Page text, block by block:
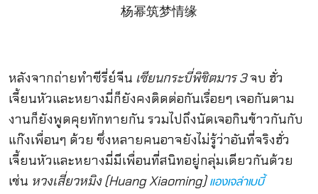
หลังจากถ่ายทำซีรี่ย์จีน เซียนกระบี่พิชิตมาร3จบ ฮั่ว
เจี้ยนหัวและหยางมี่ก็ยังคงติดต่อกันเรื่อยๆ เจอกันตาม
งานก็ยังพูดคุยทักทายกัน รวมไปถึงนัดเจอกินข้าวกันกับ
แก๊งเพื่อนๆ ด้วย ซึ่งหลายคนอาจยังไม่รู้ว่าอันที่จริงฮั่ว
เจี้ยนหัวและหยางมี่มีเพื่อนที่สนิทอยู่กลุ่มเดียวกันด้วย
เช่น หวงเสี่ยวหมิง(Huang Xiaoming)แองเจล่าเบบี้